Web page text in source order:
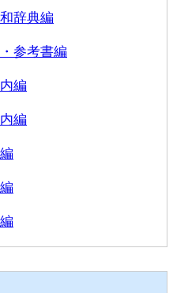
辞典編
参考書編
編
編